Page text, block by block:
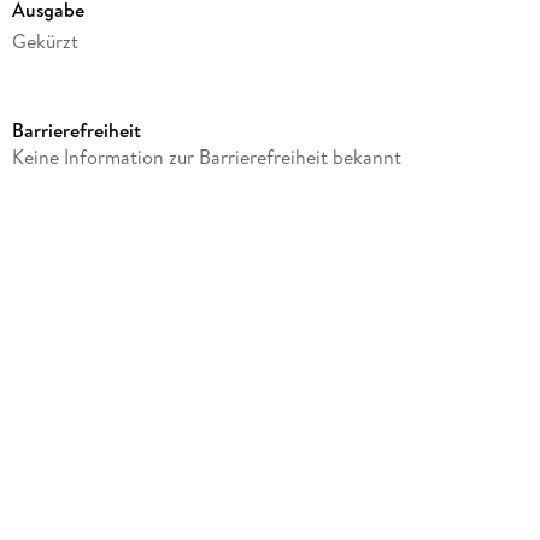
Ausgabe
Gekürzt
Laufzeit
Barrierefreiheit
Keine Information zur Barrierefreiheit bekannt